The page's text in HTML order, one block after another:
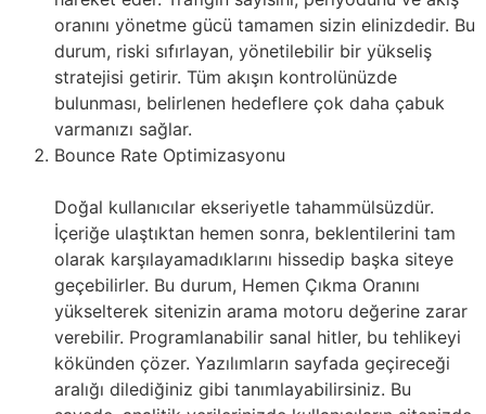
oranını yönetme gücü tamamen sizin elinizdedir. Bu
durum, riski sıfırlayan, yönetilebilir bir yükseliş
stratejisi getirir. Tüm akışın kontrolünüzde
bulunması, belirlenen hedeflere çok daha çabuk
varmanızı sağlar.
Bounce Rate Optimizasyonu
Doğal kullanıcılar ekseriyetle tahammülsüzdür.
İçeriğe ulaştıktan hemen sonra, beklentilerini tam
olarak karşılayamadıklarını hissedip başka siteye
geçebilirler. Bu durum, Hemen Çıkma Oranını
yükselterek sitenizin arama motoru değerine zarar
verebilir. Programlanabilir sanal hitler, bu tehlikeyi
kökünden çözer. Yazılımların sayfada geçireceği
aralığı dilediğiniz gibi tanımlayabilirsiniz. Bu